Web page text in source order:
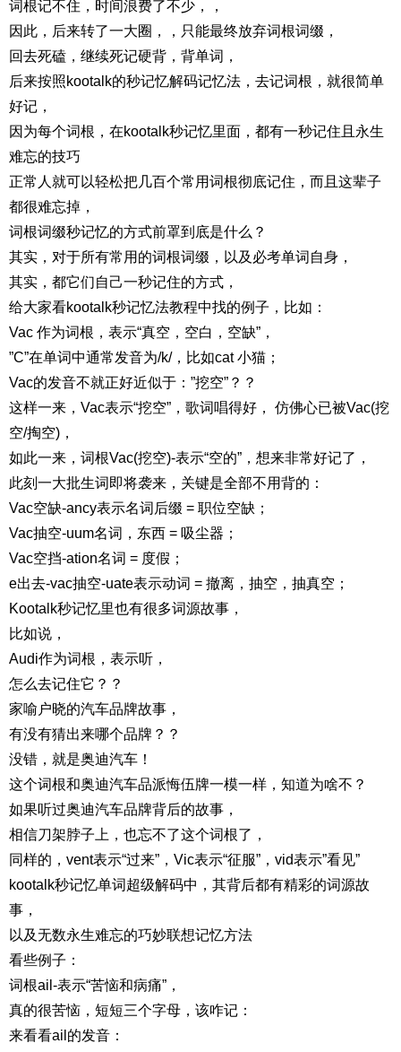
词根记不住，时间浪费了不少，，
因此，后来转了一大圈，，只能最终放弃词根词缀，
回去死磕，继续死记硬背，背单词，
后来按照kootalk的秒记忆解码记忆法，去记词根，就很简单
好记，
因为每个词根，在kootalk秒记忆里面，都有一秒记住且永生
难忘的技巧
正常人就可以轻松把几百个常用词根彻底记住，而且这辈子
都很难忘掉，
词根词缀秒记忆的方式前罩到底是什么？
其实，对于所有常用的词根词缀，以及必考单词自身，
其实，都它们自己一秒记住的方式，
给大家看kootalk秒记忆法教程中找的例子，比如：
Vac 作为词根，表示“真空，空白，空缺”，
”C”在单词中通常发音为/k/，比如cat 小猫；
Vac的发音不就正好近似于：”挖空”？？
这样一来，Vac表示“挖空”，歌词唱得好， 仿佛心已被Vac(挖
空/掏空)，
如此一来，词根Vac(挖空)-表示“空的”，想来非常好记了，
此刻一大批生词即将袭来，关键是全部不用背的：
Vac空缺-ancy表示名词后缀 = 职位空缺；
Vac抽空-uum名词，东西 = 吸尘器；
Vac空挡-ation名词 = 度假；
e出去-vac抽空-uate表示动词 = 撤离，抽空，抽真空；
Kootalk秒记忆里也有很多词源故事，
比如说，
Audi作为词根，表示听，
怎么去记住它？？
家喻户晓的汽车品牌故事，
有没有猜出来哪个品牌？？
没错，就是奥迪汽车！
这个词根和奥迪汽车品派悔伍牌一模一样，知道为啥不？
如果听过奥迪汽车品牌背后的故事，
相信刀架脖子上，也忘不了这个词根了，
同样的，vent表示“过来”，Vic表示“征服”，vid表示”看见”
kootalk秒记忆单词超级解码中，其背后都有精彩的词源故
事，
以及无数永生难忘的巧妙联想记忆方法
看些例子：
词根ail-表示“苦恼和病痛”，
真的很苦恼，短短三个字母，该咋记：
来看看ail的发音：